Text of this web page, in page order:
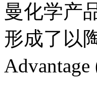
曼化学产
形成了以